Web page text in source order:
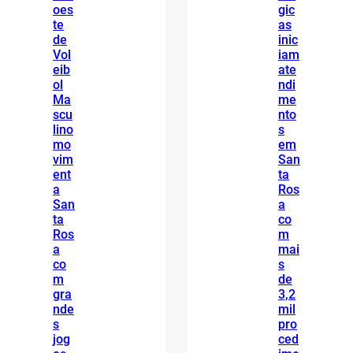
oes
te
de
Vol
eib
ol
Ma
scu
lino
mo
vim
ent
a
San
ta
Ros
a
co
m
gra
nde
s
jog
gic
as
inic
iam
ate
ndi
me
nto
s
em
San
ta
Ros
a
co
m
mai
s
de
3,2
mil
pro
ced